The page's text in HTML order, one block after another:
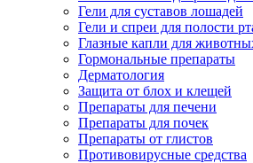
Гели для суставов лошадей
Гели и спреи для полости
Глазные капли для
Гормональные препараты
Дерматология
Защита от блох и клещей
Препараты для печени
Препараты для почек
Препараты от глистов
Противовирусные средства